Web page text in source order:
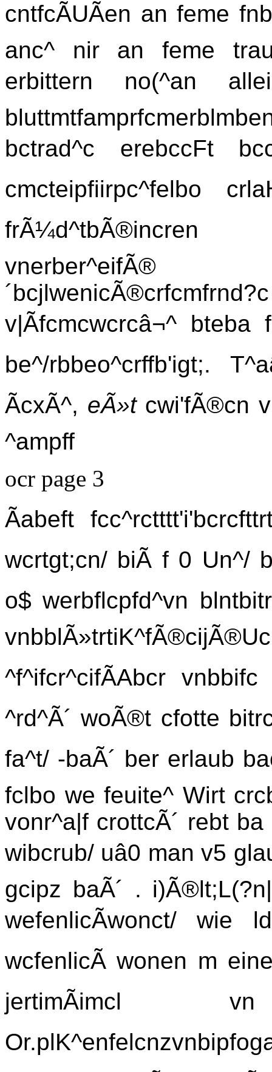
cntfcÃUÃen an feme
anc^ nir an feme
erbittern no(^an
bctrad^c erebccFt
cmcteipfiirpc^felbo
frÃ¼d^tbÃ®incren
vnerber^eifÃ®
v|Ãfcmcwcrcâ¬^
be^/rbbeo^crffb'igt;.
ÃcxÃ^, eÃ»tcwi'fÃ®cn
^ampff
ocr page 3
Ãabeft
wcrtgt;cn/ biÃ f 0 Un^/
o$ werbflcpfd^vn
^f^ifcr^cifÃAbcr
^rd^Ã´ woÃ®t cfotte
fa^t/ -baÃ´ ber erlaub
fclbo we feuite^ Wirt
vonr^a|f crottcÃ´ rebt
wibcrub/ uâ0 man v5
gcipz baÃ´ .
wefenlicÃwonct/
wcfenlicÃ wonen m eine